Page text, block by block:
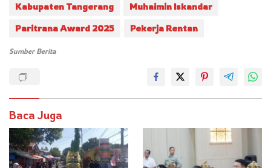
Kabupaten Tangerang Muhaimin Iskandar
Paritrana Award 2025 Pekerja Rentan
Sumber Berita
Baca Juga